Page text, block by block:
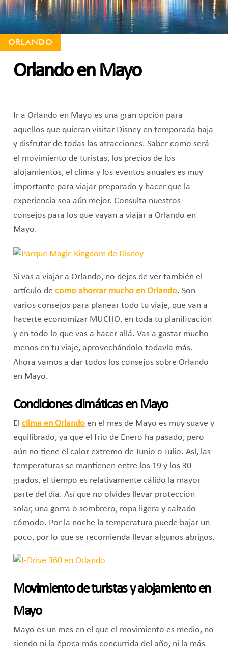
ORLANDO
Orlando en Mayo
Ir a Orlando en Mayo es una gran opción para
aquellos que quieran visitar Disney en temporada baja
y disfrutar de todas las atracciones. Saber como será
el movimiento de turistas, los precios de los
alojamientos, el clima y los eventos anuales es muy
importante para viajar preparado y hacer que la
experiencia sea aún mejor. Consulta nuestros
consejos para los que vayan a viajar a Orlando en
Mayo.
Si vas a viajar a Orlando, no dejes de ver también el
artículo de como ahorrar mucho en Orlando. Son
varios consejos para planear todo tu viaje, que van a
hacerte economizar MUCHO, en toda tu planificación
y en todo lo que vas a hacer allá. Vas a gastar mucho
menos en tu viaje, aprovechándolo todavía más.
Ahora vamos a dar todos los consejos sobre Orlando
en Mayo.
Condiciones climáticas en Mayo
El clima en Orlandoen el mes de Mayo es muy suave y
equilibrado, ya que el frío de Enero ha pasado, pero
aún no tiene el calor extremo de Junio o Julio. Así, las
temperaturas se mantienen entre los 19 y los 30
grados, el tiempo es relativamente cálido la mayor
parte del día. Así que no olvides llevar protección
solar, una gorra o sombrero, ropa ligera y calzado
cómodo. Por la noche la temperatura puede bajar un
poco, por lo que se recomienda llevar algunos abrigos.
Movimiento de turistas y alojamiento en
Mayo
Mayo es un mes en el que el movimiento es medio, no
siendo ni la época más concurrida del año, ni la más